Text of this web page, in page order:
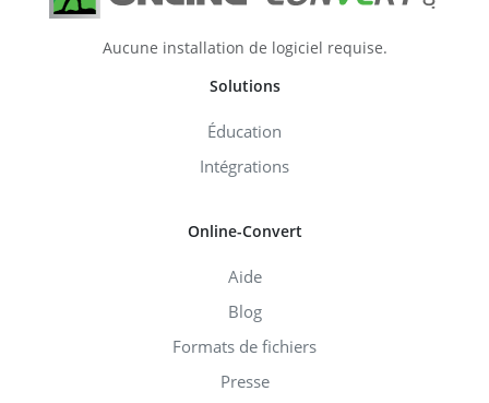
Aucune installation de logiciel requise.
Solutions
Éducation
Intégrations
Online-Convert
Aide
Blog
Formats de fichiers
Presse